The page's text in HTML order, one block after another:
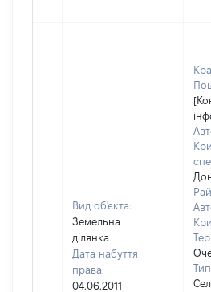
Вид об'єкта:
Земельна
ділянка
Дата набуття
права:
04.06.2011